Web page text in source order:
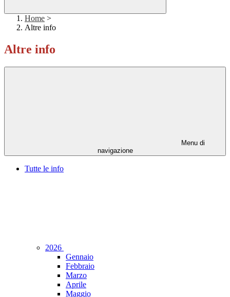
Home >
Altre info
Altre info
Menu di
navigazione
Tutte le info
2026
Gennaio
Febbraio
Marzo
Aprile
Maggio